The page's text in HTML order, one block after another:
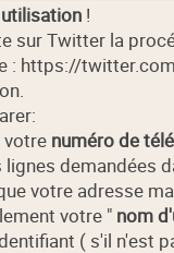
!
sur Twitter la
: https://
numéro de
demandées
votre adresse
votre " nom
( s'il n'est